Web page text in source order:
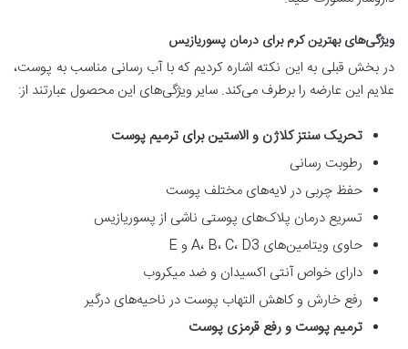
ویژگی‌های بهترین کرم برای درمان پسوریازیس
در بخش قبلی به این نکته اشاره کردیم که با آب رسانی مناسب به پوست،
علایم این عارضه را برطرف می‌کند. سایر ویژگی‌های این محصول عبارتند از:
تحریک سنتز کلاژن و الاستین برای ترمیم پوست
رطوبت رسانی
حفظ چربی در لایه‌های مختلف پوست
تسریع درمان پلاک‌های پوستی ناشی از پسوریازیس
حاوی ویتامین‌های A، B، C، D3 و E
دارای خواص آنتی اکسیدان و ضد میکروب
رفع خارش و کاهش التهاب پوست در ناحیه‌های درگیر
ترمیم پوست و رفع قرمزی پوست